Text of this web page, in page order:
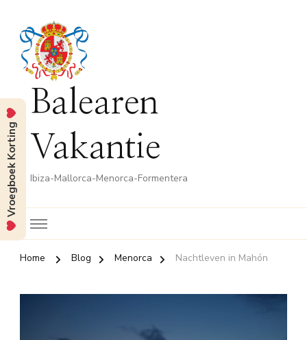
Balearen
Vakantie
Ibiza-Mallorca-Menorca-Formentera
Home Blog Menorca Nachtleven in Mahón
Vroegboek Korting